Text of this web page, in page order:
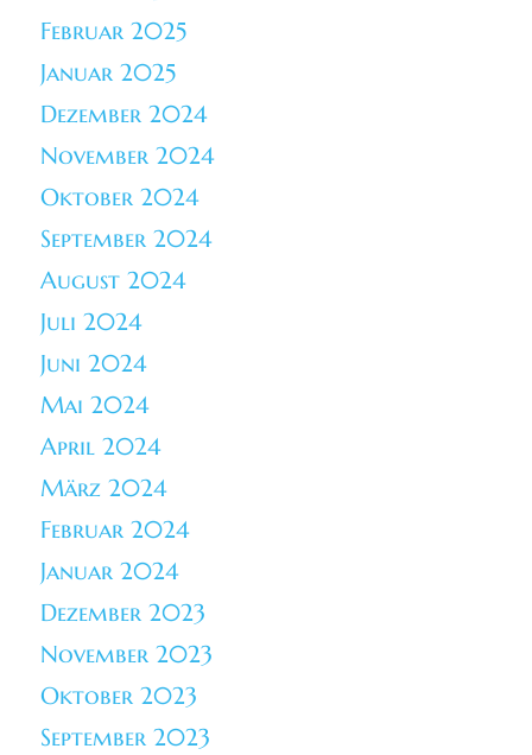
Februar 2025
Januar 2025
Dezember 2024
November 2024
Oktober 2024
September 2024
August 2024
Juli 2024
Juni 2024
Mai 2024
April 2024
März 2024
Februar 2024
Januar 2024
Dezember 2023
November 2023
Oktober 2023
September 2023